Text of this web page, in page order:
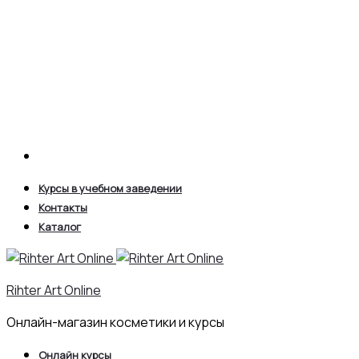
Курсы в учебном заведении
Контакты
Каталог
Rihter Art Online
Онлайн-магазин косметики и курсы
Онлайн курсы